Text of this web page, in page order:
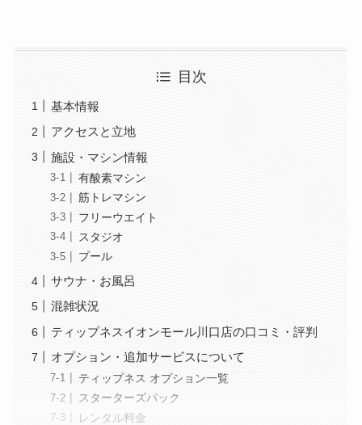
目次
基本情報
アクセスと立地
施設・マシン情報
有酸素マシン
筋トレマシン
フリーウエイト
スタジオ
プール
サウナ・お風呂
混雑状況
ティップネスイオンモール川口店の口コミ・評判
オプション・追加サービスについて
ティップネス オプション一覧
スターターズパック
レンタル料金